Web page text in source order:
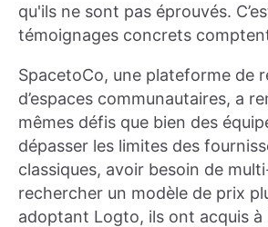
qu'ils ne sont pas éprouvés.
témoignages concrets
SpacetoCo, une plateforme de
d’espaces communautaires, a
mêmes défis que bien des
dépasser les limites des
classiques, avoir besoin de
rechercher un modèle de prix
adoptant Logto, ils ont acquis